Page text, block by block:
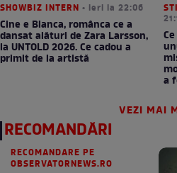
SHOWBIZ INTERN • ieri la 22:06
Cine e Bianca, românca ce a
dansat alături de Zara Larsson,
la UNTOLD 2026. Ce cadou a
primit de la artistă
a
VEZI MAI
RECOMANDĂRI
RECOMANDARE PE
OBSERVATORNEWS.RO